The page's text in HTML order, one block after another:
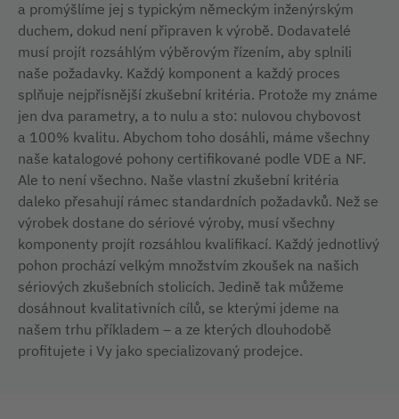
a promýšlíme jej s typickým německým inženýrským
duchem, dokud není připraven k výrobě. Dodavatelé
musí projít rozsáhlým výběrovým řízením, aby splnili
naše požadavky. Každý komponent a každý proces
splňuje nejpřísnější zkušební kritéria. Protože my známe
jen dva parametry, a to nulu a sto: nulovou chybovost
a 100% kvalitu. Abychom toho dosáhli, máme všechny
naše katalogové pohony certifikované podle VDE a NF.
Ale to není všechno. Naše vlastní zkušební kritéria
daleko přesahují rámec standardních požadavků. Než se
výrobek dostane do sériové výroby, musí všechny
komponenty projít rozsáhlou kvalifikací. Každý jednotlivý
pohon prochází velkým množstvím zkoušek na našich
sériových zkušebních stolicích. Jedině tak můžeme
dosáhnout kvalitativních cílů, se kterými jdeme na
našem trhu příkladem – a ze kterých dlouhodobě
profitujete i Vy jako specializovaný prodejce.